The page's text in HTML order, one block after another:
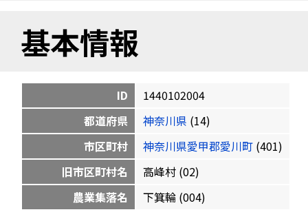
基本情報
ID
1440102004
都道府県
神奈川県 (14)
市区町村
神奈川県愛甲郡愛川町 (401)
旧市区町村名
高峰村 (02)
農業集落名
下箕輪 (004)